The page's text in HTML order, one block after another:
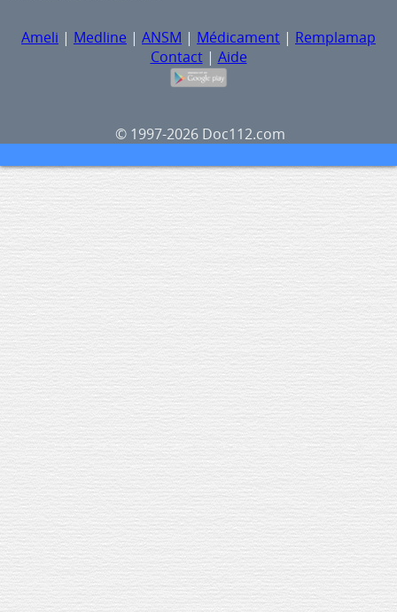
Ameli | Medline | ANSM | Médicament | Remplamap
Contact| Aide
© 1997-2026 Doc112.com